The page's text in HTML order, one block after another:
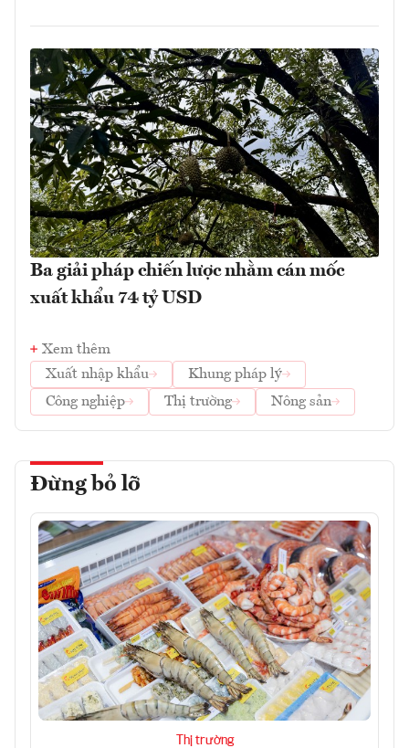
Ba giải pháp chiến lược nhằm cán mốc
xuất khẩu 74 tỷ USD
Xem thêm
Xuất nhập khẩu
Khung pháp lý
Công nghiệp
Thị trường Nông sản
Đừng bỏ lỡ
Thị trường